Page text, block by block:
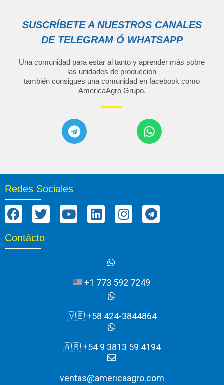
SUSCRÍBETE A NUESTROS CANALES
DE TELEGRAM Ó WHATSAPP
Una comunidad para estar al tanto y aprender más sobre
las unidades de producción
también consigues una comunidad en facebook como
AmericaAgro Grupo.
Redes Sociales
Contácto
+1 773 592 7249
🇻🇪 +58 424-3844864
🇦🇷 +54 9 3813 59 4194
ventas@americaagro.com